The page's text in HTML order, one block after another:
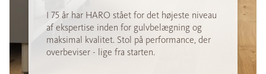
I 75 år har HARO stået for det højeste niveau
af ekspertise inden for gulvbelægning og
maksimal kvalitet. Stol på performance, der
overbeviser - lige fra starten.